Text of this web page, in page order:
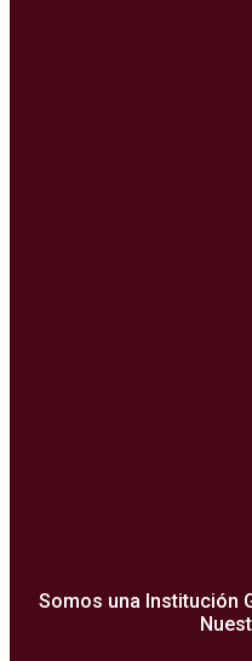
Somos una Institución